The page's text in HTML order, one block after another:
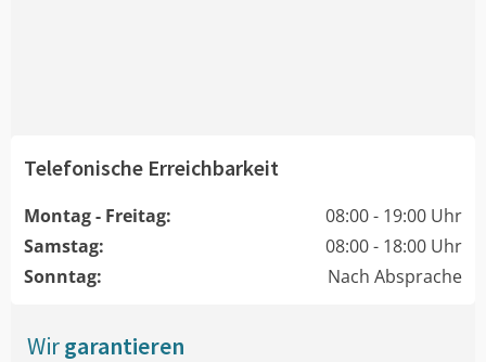
Telefonische Erreichbarkeit
Montag - Freitag:
08:00 - 19:00 Uhr
Samstag:
08:00 - 18:00 Uhr
Sonntag:
Nach Absprache
Wirgarantieren